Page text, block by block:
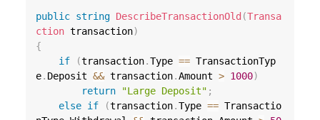
public string DescribeTransactionOld (Transa
ction transaction)
{
if
(transaction.Type == TransactionTyp
e. Deposit && transaction.Amount > 1000)
return
"Large Deposit" ;
else if (transaction.Type == Transactio